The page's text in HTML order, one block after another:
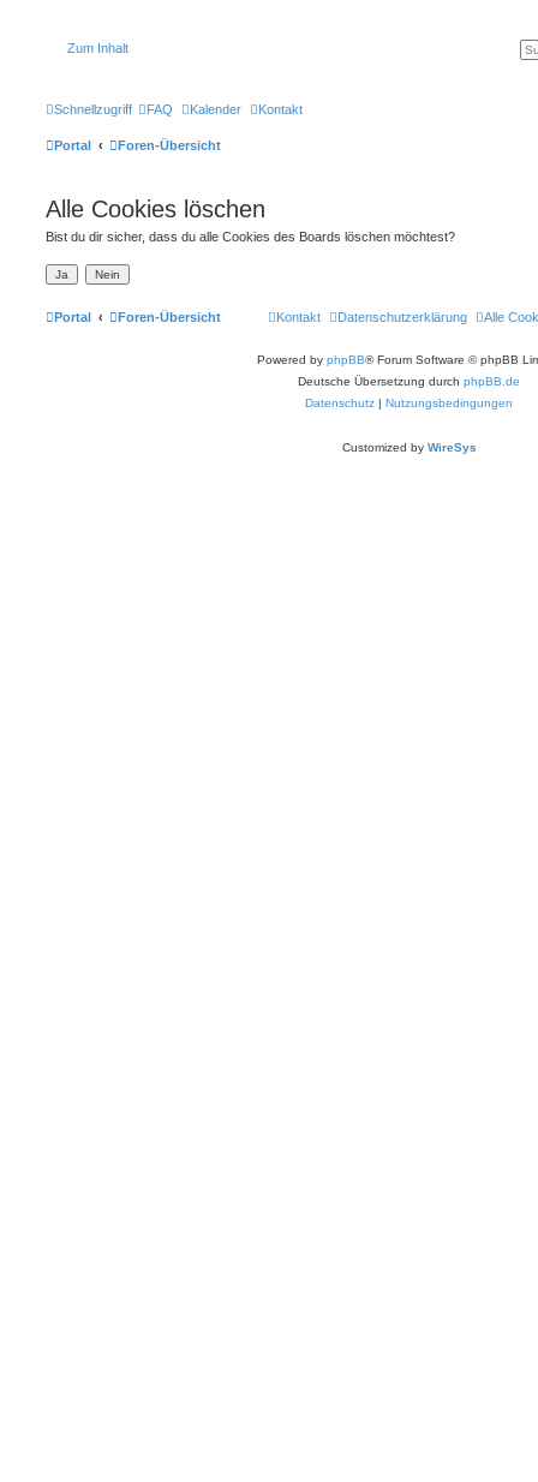
Zum Inhalt
Schnellzugriff FAQ Kalender Kontakt
Portal Foren-Übersicht
Alle Cookies löschen
Bist du dir sicher, dass du alle Cookies des Boards löschen möchtest?
Portal Foren-Übersicht Alle
Datenschutzerklärung
Kontakt
Powered by phpBB® Forum Software © phpBB
Deutsche Übersetzung durch phpBB.de
Datenschutz | Nutzungsbedingungen
Customized by WireSys